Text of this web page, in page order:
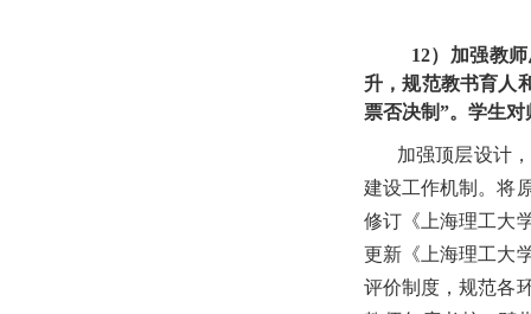
12）加强教
升，规范教书育人
票否决制”。学生
加强顶层设计
建设工作机制。将
修订《上海理工大
更新《上海理工大
评价制度，规范各